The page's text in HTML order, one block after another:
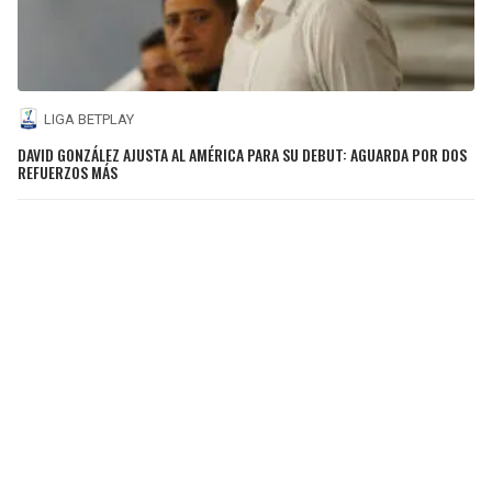
LIGA BETPLAY
DAVID GONZÁLEZ AJUSTA AL AMÉRICA PARA SU DEBUT: AGUARDA POR DOS
REFUERZOS MÁS